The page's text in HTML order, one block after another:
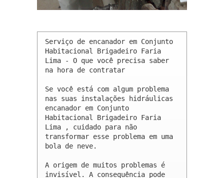
Serviço de encanador em Conjunto
Habitacional Brigadeiro Faria
Lima - O que você precisa saber
na hora de contratar
Se você está com algum problema
nas suas instalações hidráulicas
encanador em Conjunto
Habitacional Brigadeiro Faria
Lima , cuidado para não
transformar esse problema em uma
bola de neve.
A origem de muitos problemas é
invisível. A consequência pode